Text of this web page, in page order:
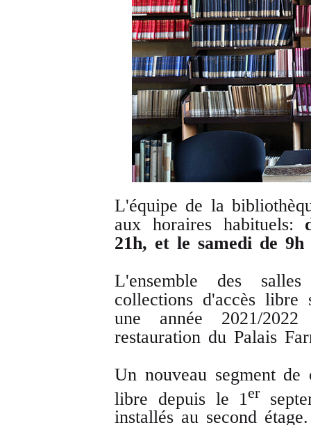
L'équipe de la
aux horaires habituels:
21h, et le samedi de 9h
L'ensemble des
collections d'accès libre
une année 2021/
restauration du Palais
Un nouveau segment
libre depuis le 1er
installés au second étage.